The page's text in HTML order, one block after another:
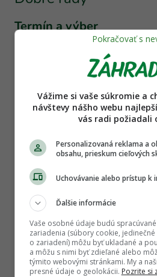
Termín a výber
Ideálnym termínom na
prípadne jar. Jeseň je
vysadiť hneď po kúpe,
zaschnutie. Pred výsadbou
do vedra s vodou.
vysádzame až dovtedy, kým
zamrznutá. Ruže nakupujme
predajcov, vyberáme si
Vážime si vaše súkromie a
návštevy nášho webu
vás radi požiadali
Personalizovaná reklama a
obsahu, prieskum cieľových
Uchovávanie alebo prístup k
Ďalšie informácie
Vaše osobné údaje budú
zariadenia (súbory cookie,
o zariadení) môžu byť ukladané a
a môžu s nimi byť zdieľané alebo
týmito webovými stránkami. My a
presné údaje o geolokácii. Pozrite si